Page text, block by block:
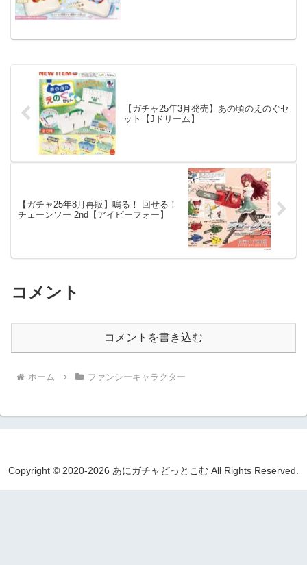
【ガチャ25年3月発売】あの頃のえのぐセ
ット【Jドリーム】
【ガチャ25年8月再販】鳴る！ 回せる！
チェーンソー 2nd【アイピーフォー】
コメント
コメントを書き込む
ホーム ファンシーキャラクター
Copyright © 2020-2026 あにガチャどっとこむ All Rights Reserved.